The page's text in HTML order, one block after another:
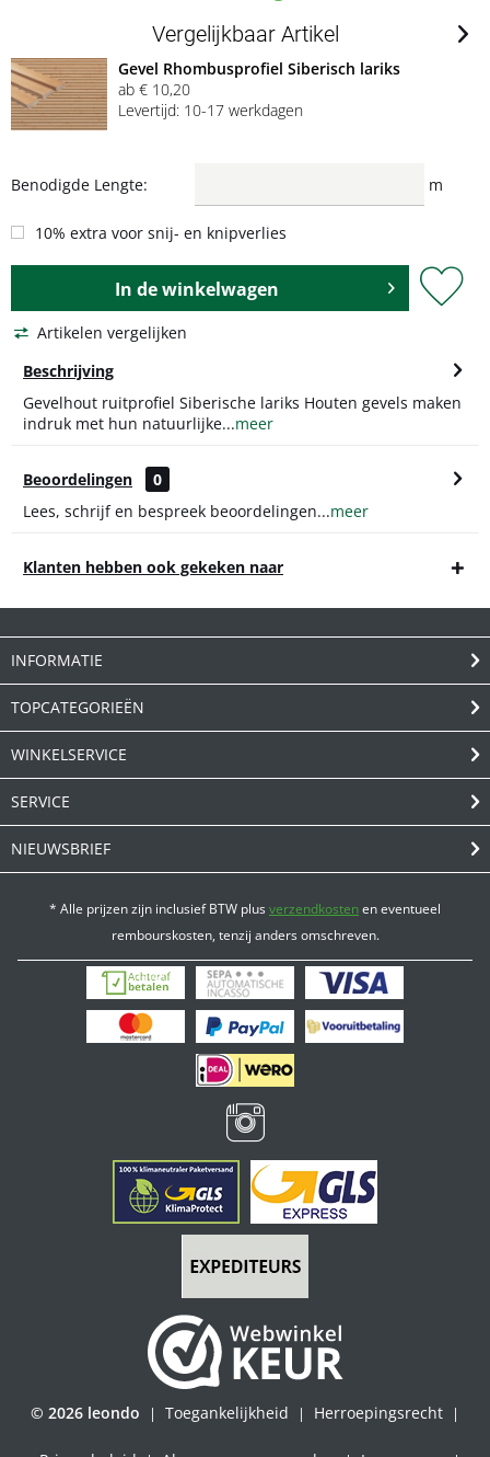
Vergelijkbaar Artikel
Gevel Rhombusprofiel Siberisch lariks
ab € 10,20
Levertijd: 10-17 werkdagen
Benodigde Lengte: m
10% extra voor snij- en knipverlies
In dewinkelwagen
Artikelen vergelijken
Beschrijving
Gevelhout ruitprofiel Siberische lariks Houten gevels maken
indruk met hun natuurlijke...meer
Beoordelingen
0
Lees, schrijf en bespreek beoordelingen...meer
Klanten hebben ook gekeken naar
INFORMATIE
TOPCATEGORIEËN
WINKELSERVICE
SERVICE
NIEUWSBRIEF
* Alle prijzen zijn inclusief BTW plusverzendkostenen eventueel
rembourskosten, tenzij anders omschreven.
© 2026 leondo | Toegankelijkheid | Herroepingsrecht |